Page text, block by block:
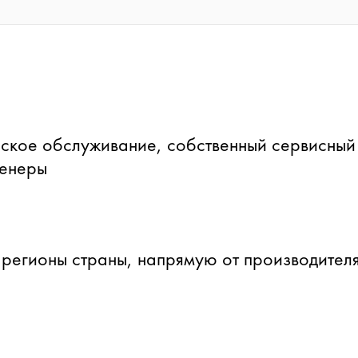
обслуживание, собственный сервисный
страны, напрямую от